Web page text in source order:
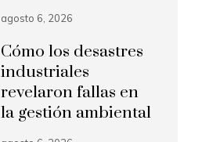
agosto 6, 2026
Cómo los desastres
industriales
revelaron fallas en
la gestión ambiental